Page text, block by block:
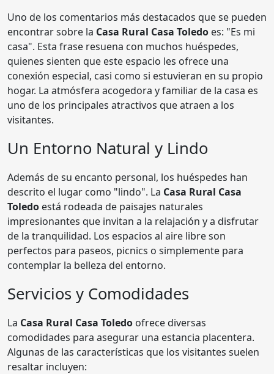
Uno de los comentarios más destacados que se pueden
encontrar sobre la Casa Rural Casa Toledo es: "Es mi
casa". Esta frase resuena con muchos huéspedes,
quienes sienten que este espacio les ofrece una
conexión especial, casi como si estuvieran en su propio
hogar. La atmósfera acogedora y familiar de la casa es
uno de los principales atractivos que atraen a los
visitantes.
Un Entorno Natural y Lindo
Además de su encanto personal, los huéspedes han
descrito el lugar como "lindo". La Casa Rural Casa
Toledo está rodeada de paisajes naturales
impresionantes que invitan a la relajación y a disfrutar
de la tranquilidad. Los espacios al aire libre son
perfectos para paseos, picnics o simplemente para
contemplar la belleza del entorno.
Servicios y Comodidades
La Casa Rural Casa Toledo ofrece diversas
comodidades para asegurar una estancia placentera.
Algunas de las características que los visitantes suelen
resaltar incluyen: